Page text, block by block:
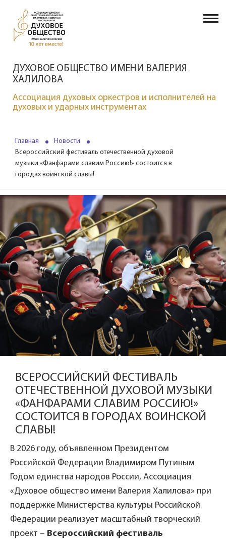
ДУХОВОЕ ОБЩЕСТВО ИМЕНИ ВАЛЕРИЯ
ХАЛИЛОВА
Ассоциация духовых оркестров и исполнителей на
духовых и ударных инструментах
Главная
Новости
Всероссийский фестиваль отечественной духовой
музыки «Фанфарами славим Россию!» состоится в
городах воинской славы!
ВСЕРОССИЙСКИЙ ФЕСТИВАЛЬ
ОТЕЧЕСТВЕННОЙ ДУХОВОЙ МУЗЫКИ
«ФАНФАРАМИ СЛАВИМ РОССИЮ!»
СОСТОИТСЯ В ГОРОДАХ ВОИНСКОЙ
СЛАВЫ!
В 2026 году, объявленном Президентом
Российской Федерации Владимиром Путиным
Годом единства народов России, Ассоциация
«Духовое общество имени Валерия Халилова» при
поддержке Министерства культуры Российской
Федерации реализует масштабный творческий
проект – Всероссийский фестиваль